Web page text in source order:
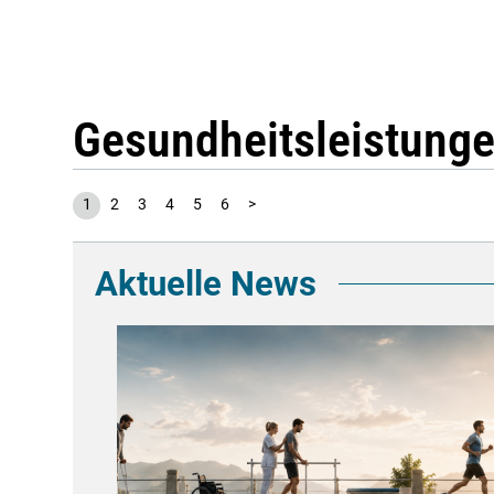
1 2 3 4 5 6 >
Aktuelle News